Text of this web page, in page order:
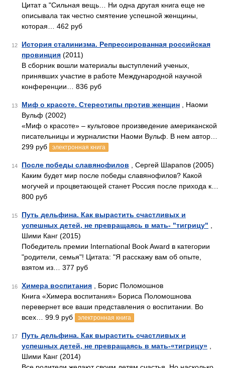
Цитат a "Сильная вещь… Ни одна другая книга еще не
описывала так честно смятение успешной женщины,
которая… 462 руб
12
История сталинизма. Репрессированная российская
провинция (2011)
В сборник вошли материалы выступлений ученых,
принявших участие в работе Международной научной
конференции… 836 руб
13 Миф о красоте. Стереотипы против женщин , Наоми
Вульф (2002)
«Миф о красоте» – культовое произведение американской
писательницы и журналистки Наоми Вульф. В нем автор…
299 руб
электронная книга
14 После победы славянофилов , Сергей Шарапов (2005)
Каким будет мир после победы славянофилов? Какой
могучей и процветающей станет Россия после прихода к…
800 руб
15
Путь дельфина. Как вырастить счастливых и
успешных детей, не превращаясь в мать- "тигрицу"
Шими Канг (2015)
Победитель премии International Book Award в категории
"родители, семья"! Цитата: "Я расскажу вам об опыте,
взятом из… 377 руб
16 Химера воспитания , Борис Поломошнов
Книга «Химера воспитания» Бориса Поломошнова
перевернет все ваши представления о воспитании. Во
всех… 99.9 руб
электронная книга
17
Путь дельфина. Как вырастить счастливых и
успешных детей, не превращаясь в мать-«тигрицу»
Шими Канг (2014)